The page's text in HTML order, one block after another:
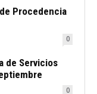
Procedencia
0
de Servicios
0